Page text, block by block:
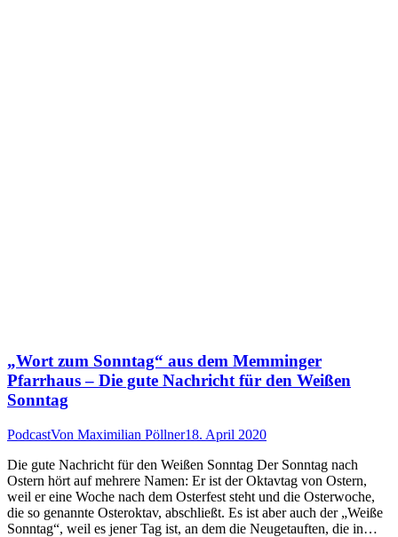
„Wort zum Sonntag“ aus dem Memminger
Pfarrhaus – Die gute Nachricht für den Weißen
Sonntag
PodcastVon Maximilian Pöllner18. April 2020
Die gute Nachricht für den Weißen Sonntag Der Sonntag nach
Ostern hört auf mehrere Namen: Er ist der Oktavtag von Ostern,
weil er eine Woche nach dem Osterfest steht und die Osterwoche,
die so genannte Osteroktav, abschließt. Es ist aber auch der „Weiße
Sonntag“, weil es jener Tag ist, an dem die Neugetauften, die in…